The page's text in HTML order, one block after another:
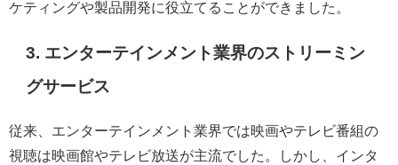
ケティングや製品開発に役立てることができました。
3. エンターテインメント業界のストリーミン
グサービス
従来、エンターテインメント業界では映画やテレビ番組の
視聴は映画館やテレビ放送が主流でした。しかし、インタ